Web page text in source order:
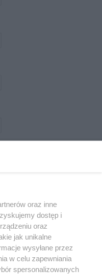
może być powielany i
w jakikolwiek sposób (w
na jakimkolwiek polu
z umieszczaniem w
praw. Jakiekolwiek użycie lub
z naruszeniem prawa,
pod groźbą kary i może być
oraz inne
dostęp i
oraz
jak unikalne
wysyłane przez
w celu zapewniania
spersonalizowanych